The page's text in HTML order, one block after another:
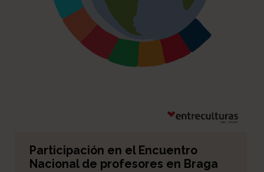
Participación en el Encuentro
Nacional de profesores en Braga